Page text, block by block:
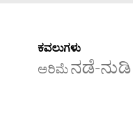
ಕವಲುಗಳು
ಅರಿಮೆನಡೆ-ನುಡಿ